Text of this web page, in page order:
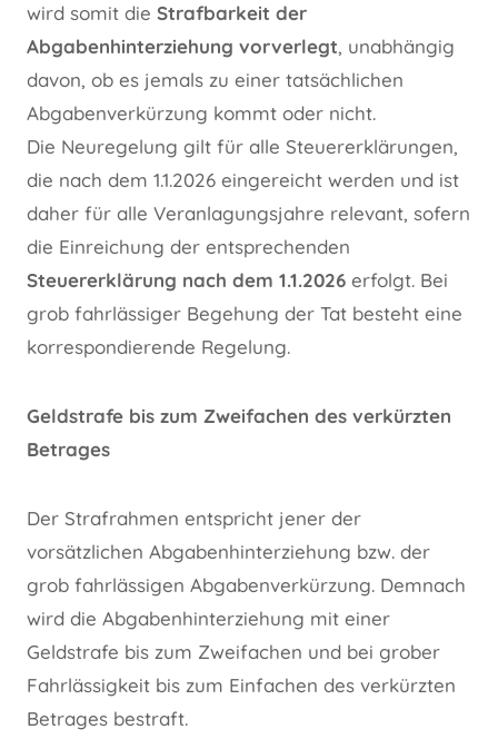
wird somit die Strafbarkeit der
Abgabenhinterziehung vorverlegt, unabhängig
davon, ob es jemals zu einer tatsächlichen
Abgabenverkürzung kommt oder nicht.
Die Neuregelung gilt für alle Steuererklärungen,
die nach dem 1.1.2026 eingereicht werden und ist
daher für alle Veranlagungsjahre relevant, sofern
die Einreichung der entsprechenden
Steuererklärung nach dem 1.1.2026 erfolgt. Bei
grob fahrlässiger Begehung der Tat besteht eine
korrespondierende Regelung.
Geldstrafe bis zum Zweifachen des verkürzten
Betrages
Der Strafrahmen entspricht jener der
vorsätzlichen Abgabenhinterziehung bzw. der
grob fahrlässigen Abgabenverkürzung. Demnach
wird die Abgabenhinterziehung mit einer
Geldstrafe bis zum Zweifachen und bei grober
Fahrlässigkeit bis zum Einfachen des verkürzten
Betrages bestraft.